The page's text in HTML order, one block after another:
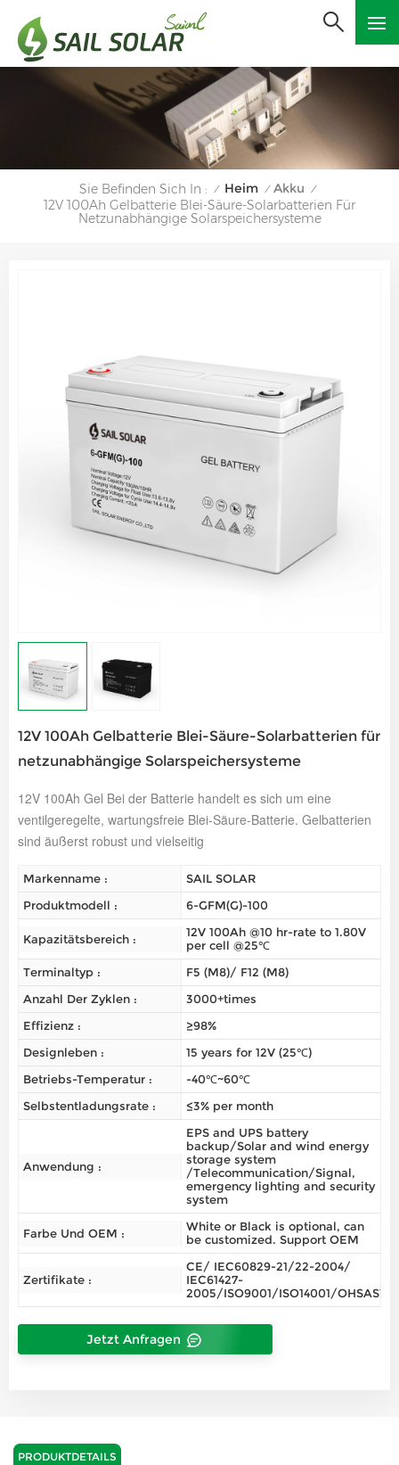
Sie Befinden Sich In : / Heim / Akku /
12V 100Ah Gelbatterie Blei-Säure-Solarbatterien Für
Netzunabhängige Solarspeichersysteme
12V 100Ah Gelbatterie Blei-Säure-Solarbatterien für
netzunabhängige Solarspeichersysteme
12V 100Ah Gel Bei der Batterie handelt es sich um eine
ventilgeregelte, wartungsfreie Blei-Säure-Batterie. Gelbatterien
sind äußerst robust und vielseitig
Markenname :
SAIL SOLAR
Produktmodell :
6-GFM(G)-100
Kapazitätsbereich :
12V 100Ah @10 hr-rate to 1.80V
per cell @25℃
Terminaltyp :
F5 (M8)/ F12 (M8)
Anzahl Der Zyklen :
3000+times
Effizienz :
≥98%
Designleben :
15 years for 12V (25℃)
Betriebs-Temperatur :
-40℃~60℃
Selbstentladungsrate :
≤3% per month
Anwendung :
EPS and UPS battery
backup/Solar and wind energy
storage system
/Telecommunication/Signal,
emergency lighting and security
system
Farbe Und OEM :
White or Black is optional, can
be customized. Support OEM
Zertifikate :
CE/ IEC60829-21/22-2004/
IEC61427-
2005/ISO9001/ISO14001/
Jetzt Anfragen
PRODUKTDETAILS